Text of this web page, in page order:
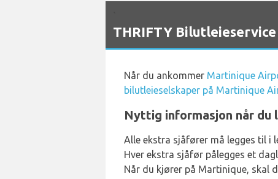
THRIFTY
Når du ankommer Martinique
bilutleieselskaper på Martinique
Nyttig informasjon når
Alle ekstra sjåfører må legges til i
Hver ekstra sjåfør pålegges et
Når du kjører på Martinique, skal